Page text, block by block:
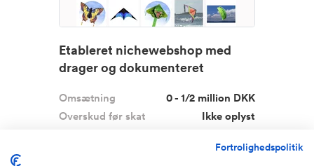
Etableret nichewebshop med
drager og dokumenteret
Omsætning
0 - 1/2 million DKK
Overskud før skat
Ikke oplyst
Fortrolighedspolitik